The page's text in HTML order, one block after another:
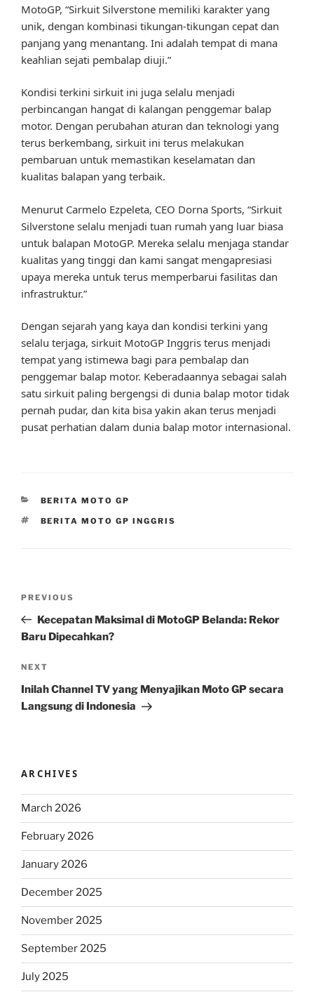
MotoGP, “Sirkuit Silverstone memiliki karakter yang
unik, dengan kombinasi tikungan-tikungan cepat dan
panjang yang menantang. Ini adalah tempat di mana
keahlian sejati pembalap diuji.”
Kondisi terkini sirkuit ini juga selalu menjadi
perbincangan hangat di kalangan penggemar balap
motor. Dengan perubahan aturan dan teknologi yang
terus berkembang, sirkuit ini terus melakukan
pembaruan untuk memastikan keselamatan dan
kualitas balapan yang terbaik.
Menurut Carmelo Ezpeleta, CEO Dorna Sports, “Sirkuit
Silverstone selalu menjadi tuan rumah yang luar biasa
untuk balapan MotoGP. Mereka selalu menjaga standar
kualitas yang tinggi dan kami sangat mengapresiasi
upaya mereka untuk terus memperbarui fasilitas dan
infrastruktur.”
Dengan sejarah yang kaya dan kondisi terkini yang
selalu terjaga, sirkuit MotoGP Inggris terus menjadi
tempat yang istimewa bagi para pembalap dan
penggemar balap motor. Keberadaannya sebagai salah
satu sirkuit paling bergengsi di dunia balap motor tidak
pernah pudar, dan kita bisa yakin akan terus menjadi
pusat perhatian dalam dunia balap motor internasional.
CATEGORIES
BERITA MOTO GP
TAGS
BERITA MOTO GP INGGRIS
Previous
Post
PREVIOUS
Kecepatan Maksimal di MotoGP Belanda: Rekor
Baru Dipecahkan?
Next
Post
NEXT
Inilah Channel TV yang Menyajikan Moto GP secara
Langsung di Indonesia
ARCHIVES
March 2026
February 2026
January 2026
December 2025
November 2025
September 2025
July 2025